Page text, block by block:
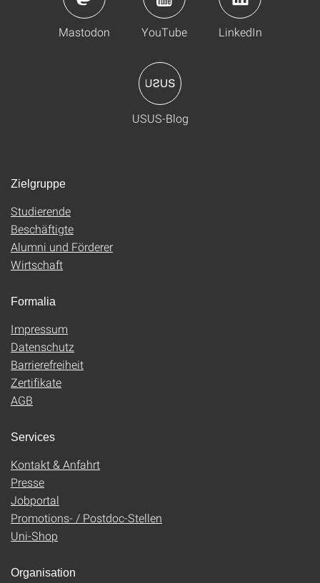
Mastodon YouTube LinkedIn
USUS-Blog
Zielgruppe
Studierende
Beschäftigte
Alumni und Förderer
Wirtschaft
Formalia
Impressum
Datenschutz
Barrierefreiheit
Zertifikate
AGB
Services
Kontakt & Anfahrt
Presse
Jobportal
Promotions- / Postdoc-Stellen
Uni-Shop
Organisation